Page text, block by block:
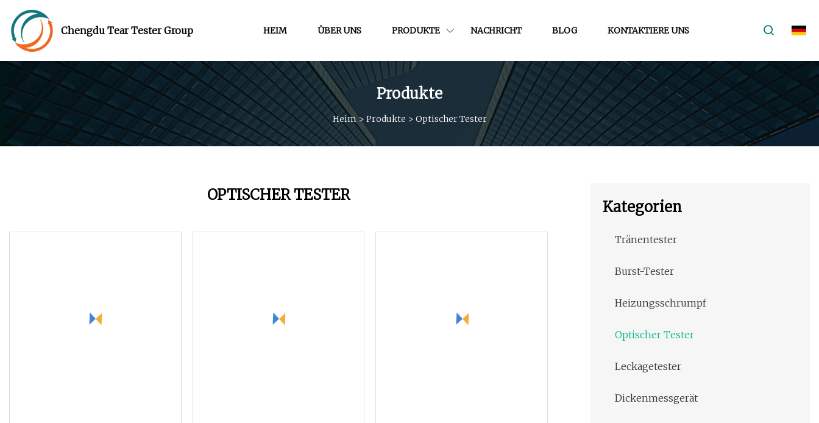
Chengdu Tear Tester Group HEIM ÜBER UNS PRODUKTE NACHRICHT BLOG KONTAKTIERE UNS
Produkte
Heim > Produkte > Optischer Tester
OPTISCHER TESTER
Kategorien
Tränentester
Burst-Tester
Heizungsschrumpf
Optischer Tester
Leckagetester
Dickenmessgerät